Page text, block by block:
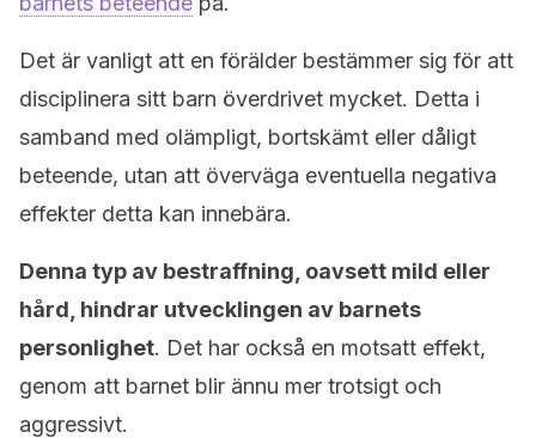
Det är vanligt att en förälder bestämmer sig för att
disciplinera sitt barn överdrivet mycket. Detta i
samband med olämpligt, bortskämt eller dåligt
beteende, utan att överväga eventuella negativa
effekter detta kan innebära.
Denna typ av bestraffning, oavsett mild eller
hård, hindrar utvecklingen av barnets
personlighet. Det har också en motsatt effekt,
genom att barnet blir ännu mer trotsigt och
aggressivt.